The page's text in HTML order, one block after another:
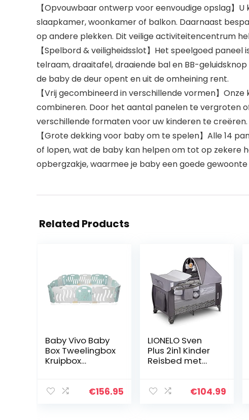
【Opvouwbaar ontwerp voor eenvoudige opslag】
slaapkamer, woonkamer of balkon. Daarnaast
op andere plekken. Dit veilige activiteitencentrum
【Spelbord & veiligheidsslot】Het speelgoed
telraam, draaitafel, draaiende bal en BB-
de baby de deur opent en uit de omheining rent.
【Vrij gecombineerd in verschillende vormen】
combineren. Door het aantal panelen te vergroten
verschillende formaten voor uw kinderen te creëren.
【Grote dekking voor baby om te spelen】Alle 14
of lopen, wat de baby kan helpen om tot op zekere
opbergzakje, waarmee je baby een goede
Related Products
Baby Vivo Baby
Box Tweelingbox
Kruipbox
Veiligheidshek
€156.95
LIONELO Sven
Plus 2in1 Kinder
Reisbed met
tot 15kg,
€104.99